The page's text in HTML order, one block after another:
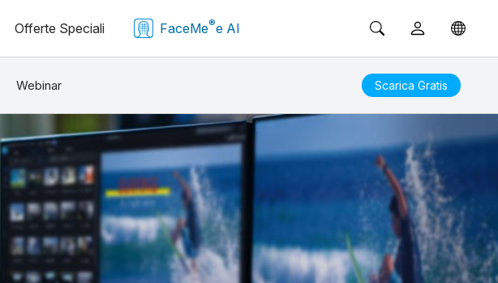
Offerte Speciali FaceMe®e AI
Webinar Scarica Gratis